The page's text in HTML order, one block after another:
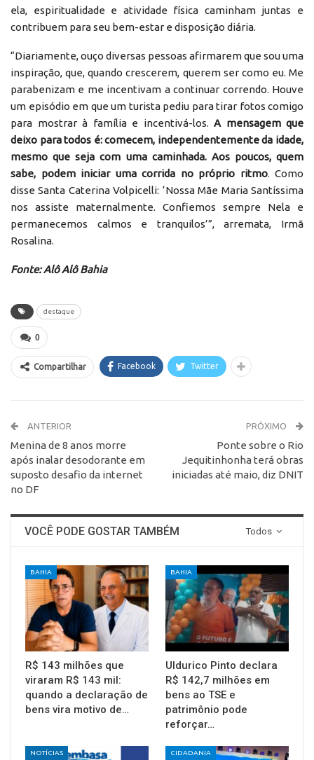
ela, espiritualidade e atividade física caminham juntas e
contribuem para seu bem-estar e disposição diária.
“Diariamente, ouço diversas pessoas afirmarem que sou uma
inspiração, que, quando crescerem, querem ser como eu. Me
parabenizam e me incentivam a continuar correndo. Houve
um episódio em que um turista pediu para tirar fotos comigo
para mostrar à família e incentivá-los. A mensagem que
deixo para todos é: comecem, independentemente da idade,
mesmo que seja com uma caminhada. Aos poucos, quem
sabe, podem iniciar uma corrida no próprio ritmo. Como
disse Santa Caterina Volpicelli: ‘Nossa Mãe Maria Santíssima
nos assiste maternalmente. Confiemos sempre Nela e
permanecemos calmos e tranquilos’”, arremata, Irmã
Rosalina.
Fonte: Alô Alô Bahia
destaque
0
Compartilhar Facebook Twitter
ANTERIOR
Menina de 8 anos morre
após inalar desodorante em
suposto desafio da internet
no DF
PRÓXIMO
Ponte sobre o Rio
Jequitinhonha terá obras
iniciadas até maio, diz DNIT
Todos
VOCÊ PODE GOSTAR TAMBÉM
BAHIA
R$ 143 milhões que
viraram R$ 143 mil:
quando a declaração de
bens vira motivo de…
BAHIA
Uldurico Pinto declara
R$ 142,7 milhões em
bens ao TSE e
patrimônio pode
reforçar…
NOTÍCIAS CIDADANIA